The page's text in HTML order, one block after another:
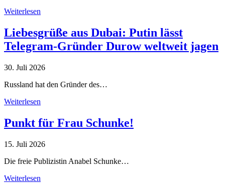
Weiterlesen
Liebesgrüße aus Dubai: Putin lässt
Telegram-Gründer Durow weltweit jagen
30. Juli 2026
Russland hat den Gründer des…
Weiterlesen
Punkt für Frau Schunke!
15. Juli 2026
Die freie Publizistin Anabel Schunke…
Weiterlesen